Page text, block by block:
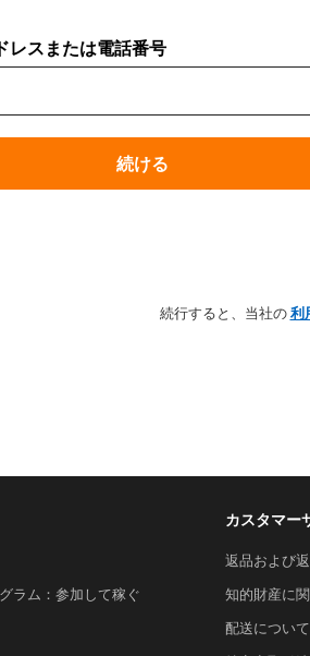
レスまたは電話番号
続ける
続行すると、当社の利
ラム：参加して稼ぐ
カスタマー
返品および
知的財産に
配送について